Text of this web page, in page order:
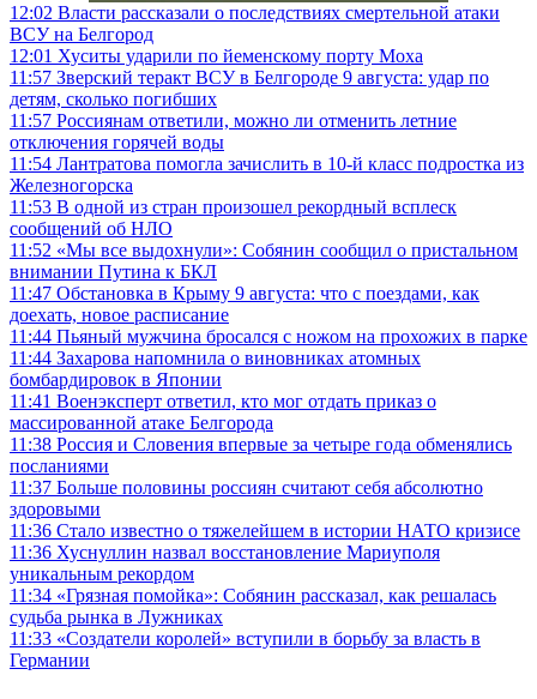
12:02 Власти рассказали о последствиях смертельной атаки
ВСУ на Белгород
12:01 Хуситы ударили по йеменскому порту Моха
11:57 Зверский теракт ВСУ в Белгороде 9 августа: удар по
детям, сколько погибших
11:57 Россиянам ответили, можно ли отменить летние
отключения горячей воды
11:54 Лантратова помогла зачислить в 10-й класс подростка из
Железногорска
11:53 В одной из стран произошел рекордный всплеск
сообщений об НЛО
11:52 «Мы все выдохнули»: Собянин сообщил о пристальном
внимании Путина к БКЛ
11:47 Обстановка в Крыму 9 августа: что с поездами, как
доехать, новое расписание
11:44 Пьяный мужчина бросался с ножом на прохожих в парке
11:44 Захарова напомнила о виновниках атомных
бомбардировок в Японии
11:41 Военэксперт ответил, кто мог отдать приказ о
массированной атаке Белгорода
11:38 Россия и Словения впервые за четыре года обменялись
посланиями
11:37 Больше половины россиян считают себя абсолютно
здоровыми
11:36 Стало известно о тяжелейшем в истории НАТО кризисе
11:36 Хуснуллин назвал восстановление Мариуполя
уникальным рекордом
11:34 «Грязная помойка»: Собянин рассказал, как решалась
судьба рынка в Лужниках
11:33 «Создатели королей» вступили в борьбу за власть в
Германии